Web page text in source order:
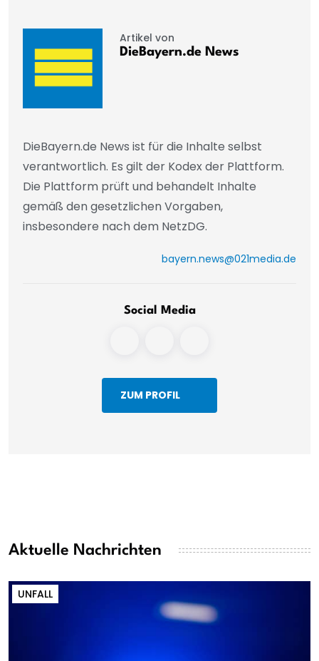
Artikel von
DieBayern.de News
DieBayern.de News ist für die Inhalte selbst
verantwortlich. Es gilt der Kodex der Plattform.
Die Plattform prüft und behandelt Inhalte
gemäß den gesetzlichen Vorgaben,
insbesondere nach dem NetzDG.
bayern.news@021media.de
Social Media
ZUM PROFIL
Aktuelle Nachrichten
UNFALL